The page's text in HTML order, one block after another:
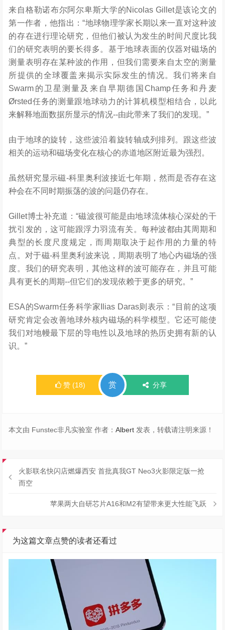
来自格勒诺布尔阿尔卑斯大学的Nicolas Gillet是该论文的
第一作者，他指出：“地球物理学家长期以来一直对这种波
的存在进行理论研究，但他们被认为发生的时间尺度比我
们的研究表明的要长得多。基于地球表面的仪器对磁场的
测量表明存在某种波的作用，但我们需要来自太空的测量
所提供的全球覆盖来揭示实际发生的情况。我们将来自
Swarm的卫星测量及来自早期德国Champ任务和丹麦
Ørsted任务的测量跟地球动力的计算机模型相结合，以此
来解释地面数据所显示的情况--由此带来了我们的发现。”
由于地球的旋转，这些波沿着旋转轴成列排列。跟这些波
相关的运动和磁场变化在核心的赤道地区附近最为强烈。
虽然研究显示磁-科里奥利波接近七年期，然而是否存在这
种会在不同时期振荡的波的问题仍存在。
Gillet博士补充道：“磁波很可能是由地球流体核心深处的干
扰引发的，这可能跟浮力羽流有关。每种波都由其周期和
典型的长度尺度规定，而周期取决于起作用的力量的特
点。对于磁-科里奥利波来说，周期表明了地心内磁场的强
度。我们的研究表明，其他这样的波可能存在，并且可能
具有更长的周期--但它们的发现依赖于更多的研究。”
ESA的Swarm任务科学家Ilias Daras则表示：“目前的这项
研究肯定会改善地球外核内磁场的科学模型。它还可能使
我们对地幔最下层的导电性以及地球的热历史拥有新的认
识。”
赞 (18) 赏 分享
本文由 Funstec非凡实验室 作者：Albert 发表，转载请注明来源！
火影联名快闪店燃爆西安 首批真我GT Neo3火影限定版一抢
而空
苹果两大自研芯片A16和M2有望带来更大性能飞跃
为这篇文章点赞的读者还看过